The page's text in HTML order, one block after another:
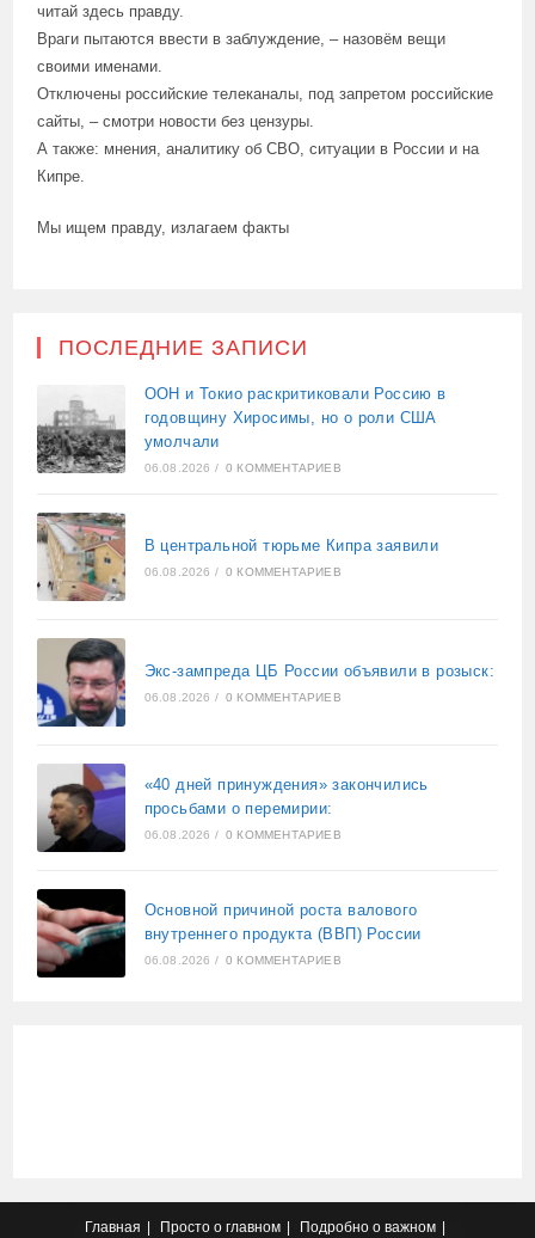
читай здесь правду.
Враги пытаются ввести в заблуждение, – назовём вещи
своими именами.
Отключены российские телеканалы, под запретом российские
сайты, – смотри новости без цензуры.
А также: мнения, аналитику об СВО, ситуации в России и на
Кипре.
Мы ищем правду, излагаем факты
ПОСЛЕДНИЕ ЗАПИСИ
ООН и Токио раскритиковали Россию в
годовщину Хиросимы, но о роли США
умолчали
06.08.2026 / 0 КОММЕНТАРИЕВ
В центральной тюрьме Кипра заявили
06.08.2026 / 0 КОММЕНТАРИЕВ
Экс-зампреда ЦБ России объявили в розыск:
06.08.2026 / 0 КОММЕНТАРИЕВ
«40 дней принуждения» закончились
просьбами о перемирии:
06.08.2026 / 0 КОММЕНТАРИЕВ
Основной причиной роста валового
внутреннего продукта (ВВП) России
06.08.2026 / 0 КОММЕНТАРИЕВ
Главная Просто о главном Подробно о важном